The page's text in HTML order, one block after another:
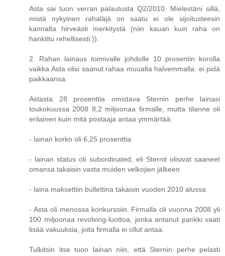
Asta sai tuon verran palautusta Q2/2010. Mielestäni sillä,
mistä nykyinen rahaläjä on saatu ei ole sijoitusteesin
kannalta hirveästi merkitystä (niin kauan kuin raha on
hankittu rehellisesti:)).
2. Rahan lainaus toimivalle johdolle 10 prosentin korolla
vaikka Asta olisi saanut rahaa muualta halvemmalla: ei pidä
paikkaansa.
Astasta 28 prosenttia omistava Sternin perhe lainasi
toukokuussa 2008 8,2 miljoonaa firmalle, mutta tilanne oli
erilainen kuin mitä postaaja antaa ymmärtää:
- lainan korko oli 6,25 prosenttia
- lainan status oli subordinated, eli Sternit olisivat saaneet
omansa takaisin vasta muiden velkojien jälkeen
- laina maksettiin bullettina takaisin vuoden 2010 alussa
- Asta oli menossa konkurssiin. Firmalla oli vuonna 2008 yli
100 miljoonaa revolving-luottoa, jonka antanut pankki vaati
lisää vakuuksia, joita firmalla ei ollut antaa.
Tulkitsin itse tuon lainan niin, että Sternin perhe pelasti